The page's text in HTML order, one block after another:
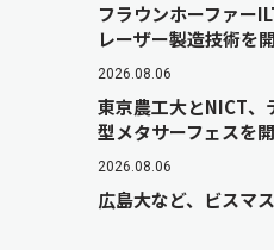
フラウンホーファー
レーザー製造技術を
2026.08.06
東京農工大とNICT、
型メタサーフェスを
2026.08.06
広島大など、ビスマ